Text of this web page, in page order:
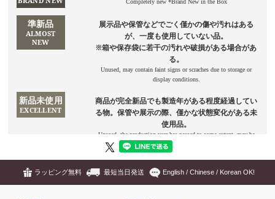
ラッピング無料 最短当日発送 English / Chinese / Korean OK!